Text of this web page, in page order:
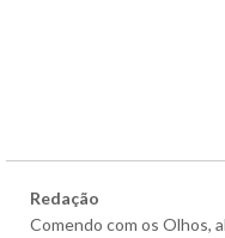
Redação
Comendo com os Olhos,